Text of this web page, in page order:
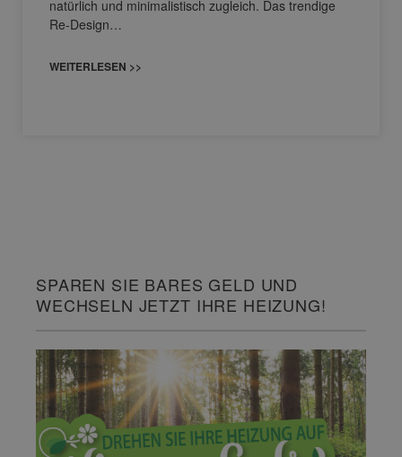
natürlich und minimalistisch zugleich. Das trendige
Re-Design…
WEITERLESEN >>
SPAREN SIE BARES GELD UND
WECHSELN JETZT IHRE HEIZUNG!